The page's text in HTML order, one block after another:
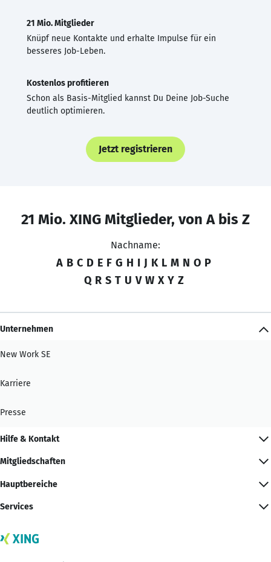
21 Mio. Mitglieder
Knüpf neue Kontakte und erhalte Impulse für ein
besseres Job-Leben.
Kostenlos profitieren
Schon als Basis-Mitglied kannst Du Deine Job-Suche
deutlich optimieren.
Jetzt registrieren
21 Mio. XING Mitglieder, von A bis Z
Nachname:
A B C D E F G H I J K L M N O P
Q R S T U V W X Y Z
Unternehmen
New Work SE
Karriere
Presse
Hilfe & Kontakt
Mitgliedschaften
Hauptbereiche
Services